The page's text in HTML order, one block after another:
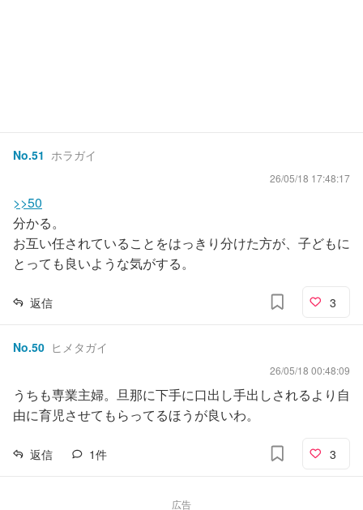
No.51 ホラガイ
26/05/18 17:48:17
>>50
分かる。
お互い任されていることをはっきり分けた方が、子どもに
とっても良いような気がする。
返信 3
No.50 ヒメタガイ
26/05/18 00:48:09
うちも専業主婦。旦那に下手に口出し手出しされるより自
由に育児させてもらってるほうが良いわ。
返信 1件 3
広告